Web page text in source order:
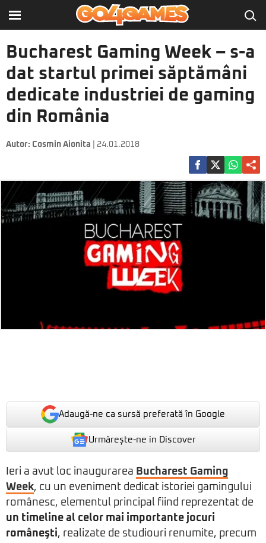
Bucharest Gaming Week – s-a
dat startul primei săptămâni
dedicate industriei de gaming
din România
Autor: Cosmin Aionita | 24.01.2018
Adaugă-ne ca sursă preferată în Google
Urmărește-ne in Discover
Ieri a avut loc inaugurarea Bucharest Gaming
Week, cu un eveniment dedicat istoriei gamingului
românesc, elementul principal fiind reprezentat de
un timeline al celor mai importante jocuri
româneşti, realizate de studiouri renumite, precum